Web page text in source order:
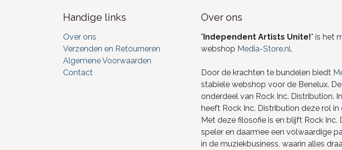
Handige links
Over ons
Verzenden en Retourneren
Algemene Voorwaarden
Contact
Over ons
"Independent Artists Unite!" is het
webshop Media-Store.nl.
Door de krachten te bundelen biedt
stabiele webshop voor de Benelux.
onderdeel van Rock Inc. Distribution.
heeft Rock Inc. Distribution deze rol in
Met deze filosofie is en blijft Rock Inc.
speler en daarmee een volwaardige
in de muziekbusiness, waarin alles